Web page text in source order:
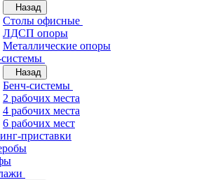
Назад
Cтолы офисные
ЛДСП опоры
Металлические опоры
Назад
Бенч-системы
2 рабочих места
4 рабочих места
6 рабочих мест
приставки